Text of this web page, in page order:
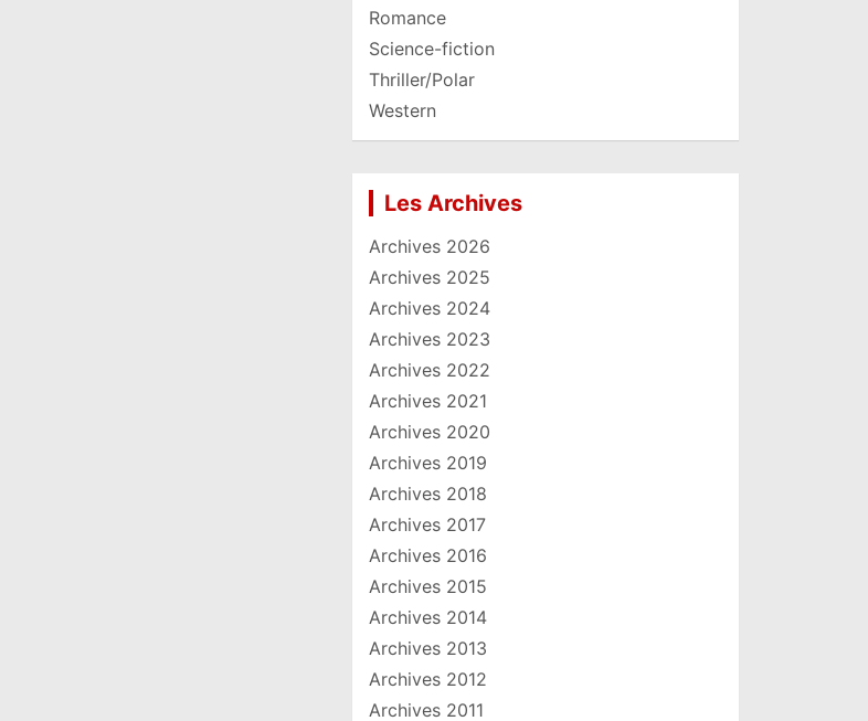
Romance
Science-fiction
Thriller/Polar
Western
Les Archives
Archives 2026
Archives 2025
Archives 2024
Archives 2023
Archives 2022
Archives 2021
Archives 2020
Archives 2019
Archives 2018
Archives 2017
Archives 2016
Archives 2015
Archives 2014
Archives 2013
Archives 2012
Archives 2011